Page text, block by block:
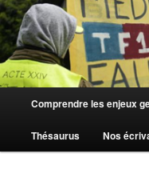
Comprendre les enjeux
Thésaurus Nos